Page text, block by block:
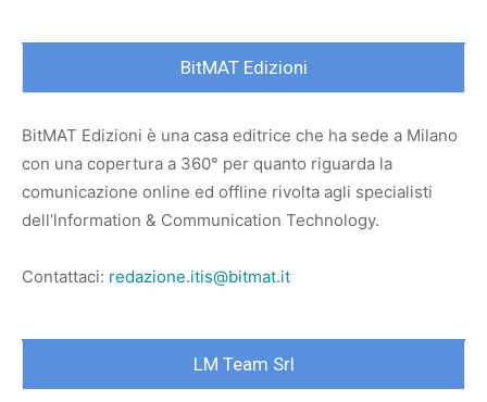
BitMAT Edizioni
BitMAT Edizioni è una casa editrice che ha sede a Milano
con una copertura a 360° per quanto riguarda la
comunicazione online ed offline rivolta agli specialisti
dell’lnformation & Communication Technology.
Contattaci: redazione.itis@bitmat.it
LM Team Srl